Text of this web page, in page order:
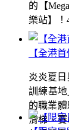
【全港
炎炎夏日
訓練基
的職業
滑梯、
的【
樂站】！